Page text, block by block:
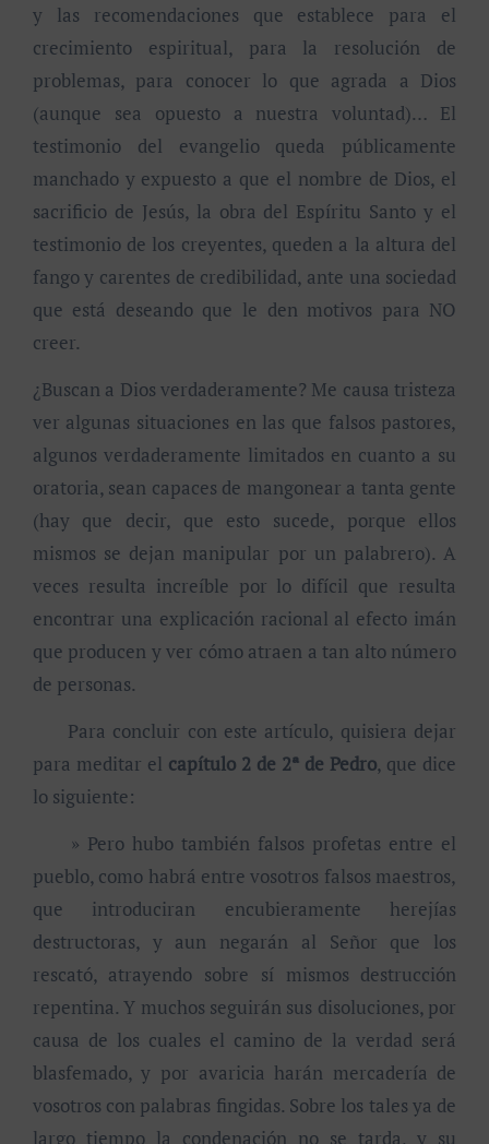
y las recomendaciones que establece para el
crecimiento espiritual, para la resolución de
problemas, para conocer lo que agrada a Dios
(aunque sea opuesto a nuestra voluntad)… El
testimonio del evangelio queda públicamente
manchado y expuesto a que el nombre de Dios, el
sacrificio de Jesús, la obra del Espíritu Santo y el
testimonio de los creyentes, queden a la altura del
fango y carentes de credibilidad, ante una sociedad
que está deseando que le den motivos para NO
creer.
¿Buscan a Dios verdaderamente? Me causa tristeza
ver algunas situaciones en las que falsos pastores,
algunos verdaderamente limitados en cuanto a su
oratoria, sean capaces de mangonear a tanta gente
(hay que decir, que esto sucede, porque ellos
mismos se dejan manipular por un palabrero). A
veces resulta increíble por lo difícil que resulta
encontrar una explicación racional al efecto imán
que producen y ver cómo atraen a tan alto número
de personas.
Para concluir con este artículo, quisiera dejar
para meditar el capítulo 2 de 2ª de Pedro, que dice
lo siguiente:
» Pero hubo también falsos profetas entre el
pueblo, como habrá entre vosotros falsos maestros,
que introduciran encubieramente herejías
destructoras, y aun negarán al Señor que los
rescató, atrayendo sobre sí mismos destrucción
repentina. Y muchos seguirán sus disoluciones, por
causa de los cuales el camino de la verdad será
blasfemado, y por avaricia harán mercadería de
vosotros con palabras fingidas. Sobre los tales ya de
largo tiempo la condenación no se tarda, y su